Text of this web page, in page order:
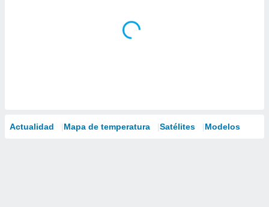
Actualidad Mapa de temperatura Satélites Modelos